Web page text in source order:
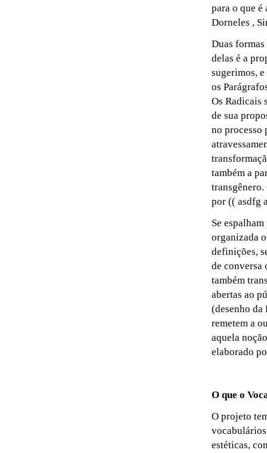
para o que
Dorneles ,
Duas
delas é a
sugerimos,
os
Os Radicais
de sua
no processo
também a
por (( asdfg
Se
organizada
definições,
de conversa
também
abertas ao
(desenho
remetem a
aquela
elaborado
O que o
O projeto
estéticas,